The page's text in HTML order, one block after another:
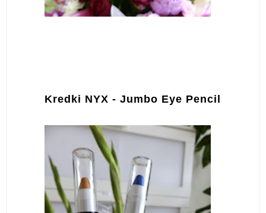
Kredki NYX - Jumbo Eye Pencil